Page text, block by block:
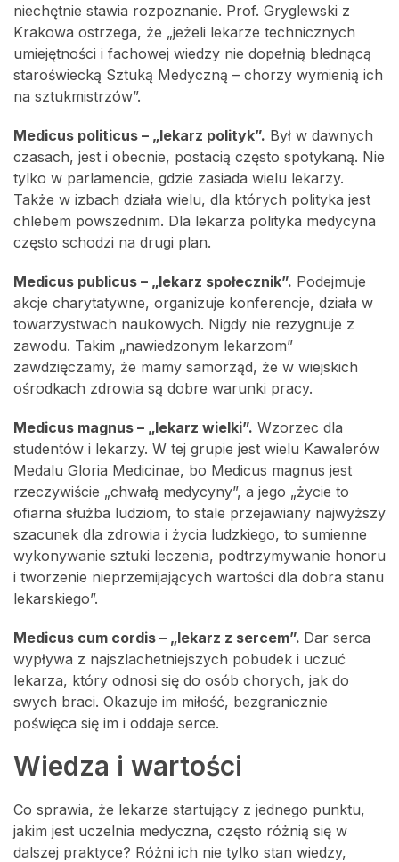
niechętnie stawia rozpoznanie. Prof. Gryglewski z
Krakowa ostrzega, że „jeżeli lekarze technicznych
umiejętności i fachowej wiedzy nie dopełnią blednącą
staroświecką Sztuką Medyczną – chorzy wymienią ich
na sztukmistrzów”.
Medicus politicus – „lekarz polityk”. Był w dawnych
czasach, jest i obecnie, postacią często spotykaną. Nie
tylko w parlamencie, gdzie zasiada wielu lekarzy.
Także w izbach działa wielu, dla których polityka jest
chlebem powszednim. Dla lekarza polityka medycyna
często schodzi na drugi plan.
Medicus publicus – „lekarz społecznik”. Podejmuje
akcje charytatywne, organizuje konferencje, działa w
towarzystwach naukowych. Nigdy nie rezygnuje z
zawodu. Takim „nawiedzonym lekarzom”
zawdzięczamy, że mamy samorząd, że w wiejskich
ośrodkach zdrowia są dobre warunki pracy.
Medicus magnus – „lekarz wielki”. Wzorzec dla
studentów i lekarzy. W tej grupie jest wielu Kawalerów
Medalu Gloria Medicinae, bo Medicus magnus jest
rzeczywiście „chwałą medycyny”, a jego „życie to
ofiarna służba ludziom, to stale przejawiany najwyższy
szacunek dla zdrowia i życia ludzkiego, to sumienne
wykonywanie sztuki leczenia, podtrzymywanie honoru
i tworzenie nieprzemijających wartości dla dobra stanu
lekarskiego”.
Medicus cum cordis – „lekarz z sercem”. Dar serca
wypływa z najszlachetniejszych pobudek i uczuć
lekarza, który odnosi się do osób chorych, jak do
swych braci. Okazuje im miłość, bezgranicznie
poświęca się im i oddaje serce.
Wiedza i wartości
Co sprawia, że lekarze startujący z jednego punktu,
jakim jest uczelnia medyczna, często różnią się w
dalszej praktyce? Różni ich nie tylko stan wiedzy,